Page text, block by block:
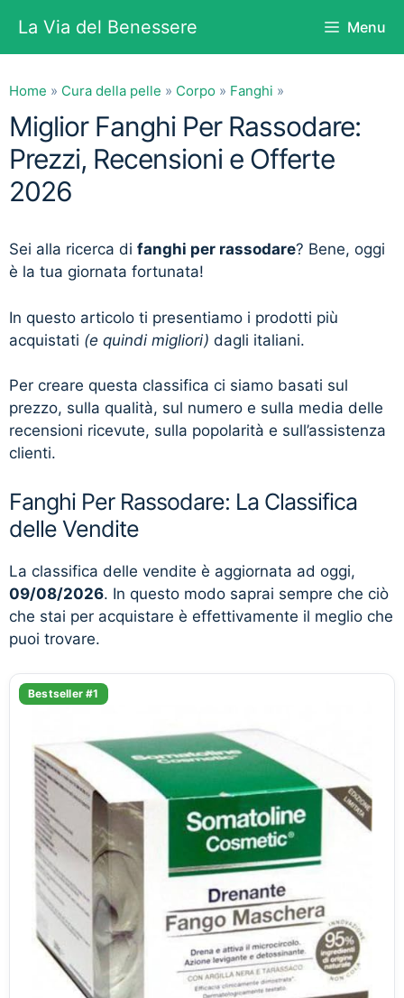
contenuto
La Via del Benessere Menu
Home » Cura della pelle » Corpo » Fanghi »
Miglior Fanghi Per Rassodare:
Prezzi, Recensioni e Offerte
2026
Sei alla ricerca di fanghi per rassodare? Bene, oggi
è la tua giornata fortunata!
In questo articolo ti presentiamo i prodotti più
acquistati (e quindi migliori) dagli italiani.
Per creare questa classifica ci siamo basati sul
prezzo, sulla qualità, sul numero e sulla media delle
recensioni ricevute, sulla popolarità e sull’assistenza
clienti.
Fanghi Per Rassodare: La Classifica
delle Vendite
La classifica delle vendite è aggiornata ad oggi,
09/08/2026. In questo modo saprai sempre che ciò
che stai per acquistare è effettivamente il meglio che
puoi trovare.
Bestseller #1